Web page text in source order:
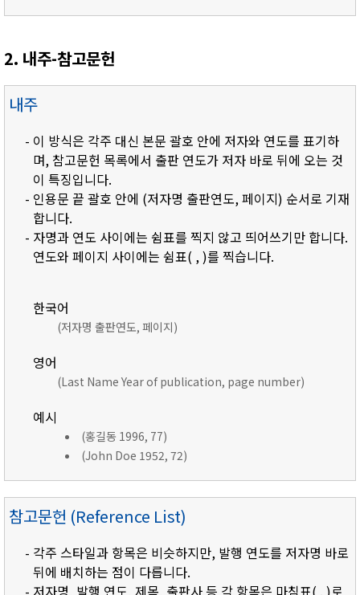
2. 내주-참고문헌
내주
- 이 방식은 각주 대신 본문 괄호 안에 저자와 연도를 표기하
며, 참고문헌 목록에서 출판 연도가 저자 바로 뒤에 오는 것
이 특징입니다.
- 인용문 끝 괄호 안에 (저자명 출판연도, 페이지) 순서로 기재
합니다.
- 자명과 연도 사이에는 쉼표를 찍지 않고 띄어쓰기만 합니다.
연도와 페이지 사이에는 쉼표( , )를 찍습니다.
한국어
(저자명 출판연도, 페이지)
영어
(Last Name Year of publication, page number)
예시
(홍길동 1996, 77)
(John Doe 1952, 72)
참고문헌 (Reference List)
- 각주 스타일과 항목은 비슷하지만, 발행 연도를 저자명 바로
뒤에 배치하는 점이 다릅니다.